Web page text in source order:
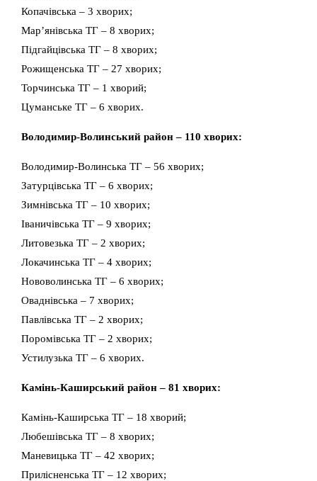
Копачівська – 3 хворих;
Мар’янівська ТГ – 8 хворих;
Підгайцівська ТГ – 8 хворих;
Рожищенська ТГ – 27 хворих;
Торчинська ТГ – 1 хворий;
Цуманське ТГ – 6 хворих.
Володимир-Волинський район – 110 хворих:
Володимир-Волинська ТГ – 56 хворих;
Затурцівська ТГ – 6 хворих;
Зимнівська ТГ – 10 хворих;
Іваничівська ТГ – 9 хворих;
Литовезька ТГ – 2 хворих;
Локачинська ТГ – 4 хворих;
Нововолинська ТГ – 6 хворих;
Оваднівська – 7 хворих;
Павлівська ТГ – 2 хворих;
Поромівська ТГ – 2 хворих;
Устилузька ТГ – 6 хворих.
Камінь-Каширський район – 81 хворих:
Камінь-Каширська ТГ – 18 хворий;
Любешівська ТГ – 8 хворих;
Маневицька ТГ – 42 хворих;
Прилісненська ТГ – 12 хворих;